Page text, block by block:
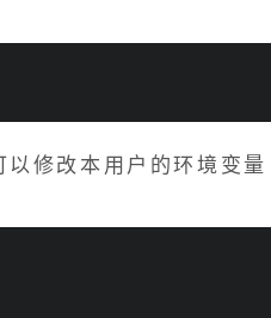
修改本用户的环境变量